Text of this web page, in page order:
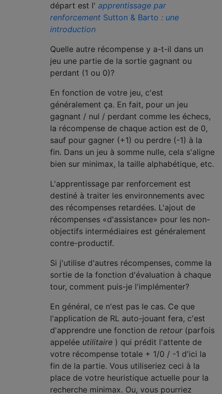
départ est l' apprentissage par
renforcement Sutton & Barto : une
introduction
Quelle autre récompense y a-t-il dans un
jeu une partie de la sortie gagnant ou
perdant (1 ou 0)?
En fonction de votre jeu, c'est
généralement ça. En fait, pour un jeu
gagnant / nul / perdant comme les échecs,
la récompense de chaque action est de 0,
sauf pour gagner (+1) ou perdre (-1) à la
fin. Dans un jeu à somme nulle, cela s'aligne
bien sur minimax, la taille alphabétique, etc.
L'apprentissage par renforcement est
destiné à traiter les environnements avec
des récompenses retardées. L'ajout de
récompenses «d'assistance» pour les non-
objectifs intermédiaires est généralement
contre-productif.
Si j'utilise d'autres récompenses, comme la
sortie de la fonction d'évaluation à chaque
tour, comment puis-je l'implémenter?
En général, ce n'est pas le cas. Ce que
l'application de RL auto-jouant fera, c'est
d'apprendre une fonction de retour (parfois
appelée utilitaire ) qui prédit l'attente de
votre récompense totale + 1/0 / -1 d'ici la
fin de la partie. Vous utiliseriez ceci à la
place de votre heuristique actuelle pour la
recherche minimax. Ou, vous pourriez